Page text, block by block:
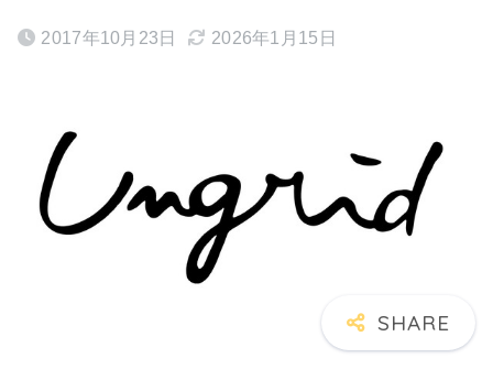
2017年10月23日 2026年1月15日